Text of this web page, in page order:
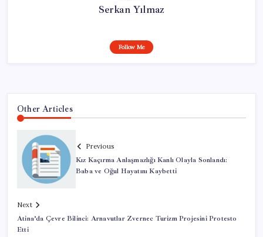
Serkan Yılmaz
Follow Me
Other Articles
Previous
Kız Kaçırma Anlaşmazlığı Kanlı Olayla Sonlandı:
Baba ve Oğul Hayatını Kaybetti
Next
Atina’da Çevre Bilinci: Arnavutlar Zvernec Turizm Projesini Protesto
Etti